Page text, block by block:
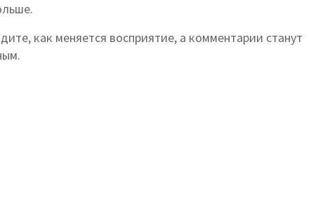
как меняется восприятие, а комментарии станут